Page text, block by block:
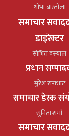
शोभा बास्तोला
समाचार
डाइरेक्टर
सोभित बस्याल
प्रधान
सुरेश रानाभाट
समाचार डेस्क
सुनिता शर्मा
समाचार